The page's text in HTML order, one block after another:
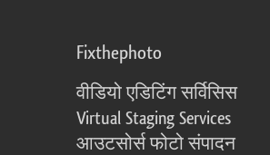
Fixthephoto
वीडियो एडिटिंग सर्विसिस
Virtual Staging Services
आउटसोर्स फोटो संपादन